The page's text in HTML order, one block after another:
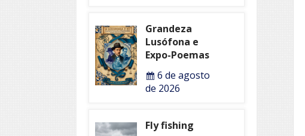
Grandeza
Lusófona e
Expo-Poemas
6 de agosto
de 2026
Fly fishing